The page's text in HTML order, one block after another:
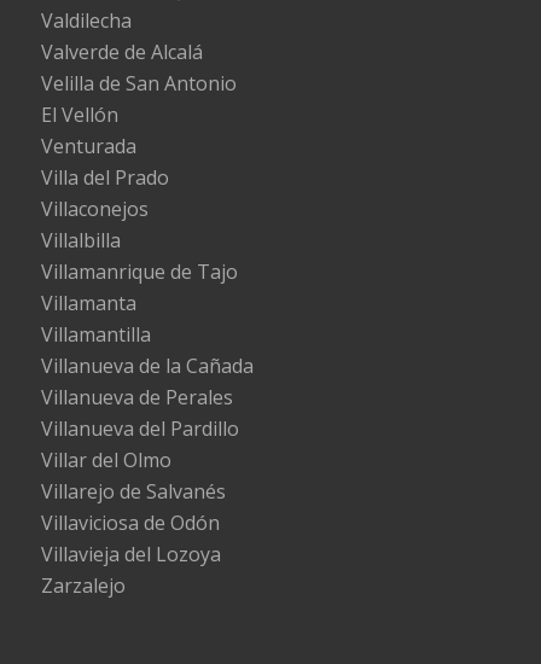
Valdilecha
Valverde de Alcalá
Velilla de San Antonio
El Vellón
Venturada
Villa del Prado
Villaconejos
Villalbilla
Villamanrique de Tajo
Villamanta
Villamantilla
Villanueva de la Cañada
Villanueva de Perales
Villanueva del Pardillo
Villar del Olmo
Villarejo de Salvanés
Villaviciosa de Odón
Villavieja del Lozoya
Zarzalejo